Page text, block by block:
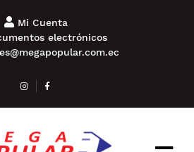
Mi Cuenta
electrónicos